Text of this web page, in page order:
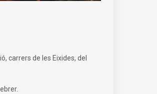
carrers de les Eixides, del